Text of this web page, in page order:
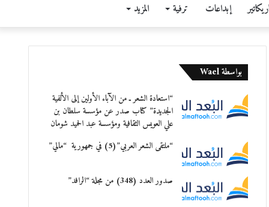
إبداعات ترفية المزيد
بواسطة Wael
“استعادة الشعر ـ من الآباء الأولين إلى الألفية
الجديدة” كتاب صدر عن مؤسسة سلطان بن
علي العويس الثقافية ومؤسسة عبد الحميد شومان
“ملتقى الشعر العربي”(5) في جمهورية “مالي”
صدور العدد (348) من مجلة “الرافد”